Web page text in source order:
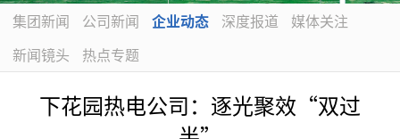
集团新闻 公司新闻 企业动态 深度报道
媒体关注
新闻镜头
热点专题
下花园热电公司：逐光聚效“双过